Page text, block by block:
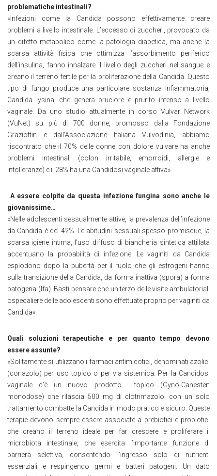
problematiche intestinali?
«Infezioni come la Candida possono effettivamente creare
problemi a livello intestinale. L’eccesso di zuccheri, provocato da
un difetto metabolico come la patologia diabetica, ma anche la
scarsa attività fisica che ottimizza l’assorbimento periferico
dell’insulina, fanno innalzare il livello degli zuccheri nel sangue e
creano il terreno fertile per la proliferazione della Candida. Questo
tipo di fungo produce una particolare sostanza infiammatoria,
Candida lysina, che genera bruciore e prurito intenso a livello
vaginale. Da uno studio attualmente in corso Vulvar Network
(VuNet) su più di 700 donne, promosso dalla Fondazione
Graziottin e dall’Associazione Italiana Vulvodinia, abbiamo
riscontrato che il 70% delle donne con dolore vulvare ha anche
problemi intestinali (colon irritabile, emorroidi, allergie e
intolleranze) e il 28% ha una Candidosi vaginale attiva».
A essere colpite da questa infezione fungina sono anche le
giovanissime…
«Nelle adolescenti sessualmente attive, la prevalenza dell’infezione
da Candida è del 42%. Le abitudini sessuali spesso promiscue, la
scarsa igiene intima, l’uso diffuso di biancheria sintetica attillata
accentuano la probabilità di infezione. Le vaginiti da Candida
esplodono dopo la pubertà per il ruolo che gli estrogeni hanno
sulla transizione della Candida, da forma inattiva (spora) a forma
patogena (Ifa). Basti pensare che un terzo delle visite ambulatoriali
ospedaliere delle adolescenti sono effettuate proprio per vaginiti da
Candida».
Quali soluzioni terapeutiche e per quanto tempo devono
essere assunte?
«Solitamente si utilizzano i farmaci antimicotici, denominati azolici
(conazolo) per uso topico o per via sistemica. Per la Candidosi
vaginale c’è un nuovo prodotto topico (Gyno-Canesten
monodose) che rilascia 500 mg di clotrimazolo: con un solo
trattamento combatte la Candida in modo pratico e sicuro. Queste
terapie devono sempre essere associate a prebiotici e probiotici
che creano il terreno ideale per far crescere e proliferare il
microbiota intestinale, che esercita l’importante funzione di
barriera selettiva, consentendo l’ingresso solo di nutrienti
essenziali e respingendo germi e batteri patogeni. Un dato